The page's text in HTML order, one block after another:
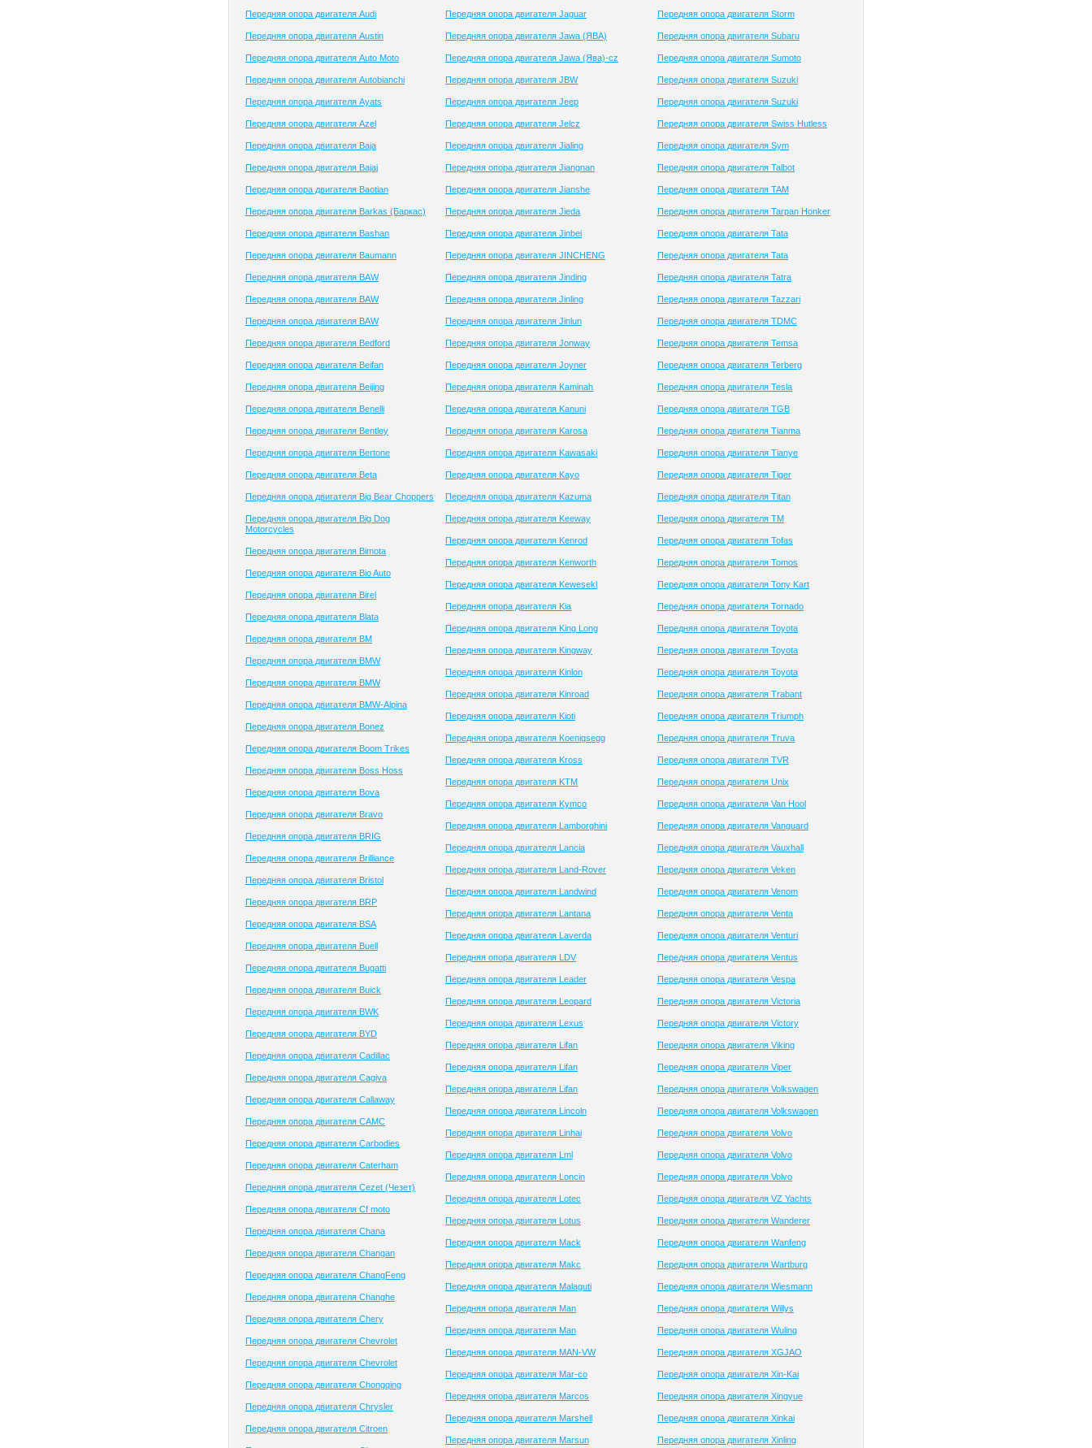
Передняя опора двигателя Audi
Передняя опора двигателя Austin
Передняя опора двигателя Auto Moto
Передняя опора двигателя Autobianchi
Передняя опора двигателя Ayats
Передняя опора двигателя Azel
Передняя опора двигателя Baja
Передняя опора двигателя Bajaj
Передняя опора двигателя Baotian
Передняя опора двигателя Barkas (Баркас)
Передняя опора двигателя Bashan
Передняя опора двигателя Baumann
Передняя опора двигателя BAW
Передняя опора двигателя BAW
Передняя опора двигателя BAW
Передняя опора двигателя Bedford
Передняя опора двигателя Beifan
Передняя опора двигателя Beijing
Передняя опора двигателя Benelli
Передняя опора двигателя Bentley
Передняя опора двигателя Bertone
Передняя опора двигателя Beta
Передняя опора двигателя Big Bear Choppers
Передняя опора двигателя Big Dog
Motorcycles
Передняя опора двигателя Bimota
Передняя опора двигателя Bio Auto
Передняя опора двигателя Birel
Передняя опора двигателя Blata
Передняя опора двигателя BM
Передняя опора двигателя BMW
Передняя опора двигателя BMW
Передняя опора двигателя BMW-Alpina
Передняя опора двигателя Bonez
Передняя опора двигателя Boom Trikes
Передняя опора двигателя Boss Hoss
Передняя опора двигателя Bova
Передняя опора двигателя Bravo
Передняя опора двигателя BRIG
Передняя опора двигателя Brilliance
Передняя опора двигателя Bristol
Передняя опора двигателя BRP
Передняя опора двигателя BSA
Передняя опора двигателя Buell
Передняя опора двигателя Bugatti
Передняя опора двигателя Buick
Передняя опора двигателя BWK
Передняя опора двигателя BYD
Передняя опора двигателя Cadillac
Передняя опора двигателя Cagiva
Передняя опора двигателя Callaway
Передняя опора двигателя CAMC
Передняя опора двигателя Carbodies
Передняя опора двигателя Caterham
Передняя опора двигателя Cezet (Чезет)
Передняя опора двигателя Cf moto
Передняя опора двигателя Chana
Передняя опора двигателя Changan
Передняя опора двигателя ChangFeng
Передняя опора двигателя Changhe
Передняя опора двигателя Chery
Передняя опора двигателя Chevrolet
Передняя опора двигателя Chevrolet
Передняя опора двигателя Chongqing
Передняя опора двигателя Chrysler
Передняя опора двигателя Citroen
Передняя опора двигателя Jaguar
Передняя опора двигателя Jawa (ЯВА)
Передняя опора двигателя Jawa (Ява)-cz
Передняя опора двигателя JBW
Передняя опора двигателя Jeep
Передняя опора двигателя Jelcz
Передняя опора двигателя Jialing
Передняя опора двигателя Jiangnan
Передняя опора двигателя Jianshe
Передняя опора двигателя Jieda
Передняя опора двигателя Jinbei
Передняя опора двигателя JINCHENG
Передняя опора двигателя Jinding
Передняя опора двигателя Jinling
Передняя опора двигателя Jinlun
Передняя опора двигателя Jonway
Передняя опора двигателя Joyner
Передняя опора двигателя Kaminah
Передняя опора двигателя Kanuni
Передняя опора двигателя Karosa
Передняя опора двигателя Kawasaki
Передняя опора двигателя Kayo
Передняя опора двигателя Kazuma
Передняя опора двигателя Keeway
Передняя опора двигателя Kenrod
Передняя опора двигателя Kenworth
Передняя опора двигателя Kewesekl
Передняя опора двигателя Kia
Передняя опора двигателя King Long
Передняя опора двигателя Kingway
Передняя опора двигателя Kinlon
Передняя опора двигателя Kinroad
Передняя опора двигателя Kioti
Передняя опора двигателя Koenigsegg
Передняя опора двигателя Kross
Передняя опора двигателя KTM
Передняя опора двигателя Kymco
Передняя опора двигателя Lamborghini
Передняя опора двигателя Lancia
Передняя опора двигателя Land-Rover
Передняя опора двигателя Landwind
Передняя опора двигателя Lantana
Передняя опора двигателя Laverda
Передняя опора двигателя LDV
Передняя опора двигателя Leader
Передняя опора двигателя Leopard
Передняя опора двигателя Lexus
Передняя опора двигателя Lifan
Передняя опора двигателя Lifan
Передняя опора двигателя Lifan
Передняя опора двигателя Lincoln
Передняя опора двигателя Linhai
Передняя опора двигателя Lml
Передняя опора двигателя Loncin
Передняя опора двигателя Lotec
Передняя опора двигателя Lotus
Передняя опора двигателя Mack
Передняя опора двигателя Makc
Передняя опора двигателя Malaguti
Передняя опора двигателя Man
Передняя опора двигателя Man
Передняя опора двигателя MAN-VW
Передняя опора двигателя Mar-co
Передняя опора двигателя Marcos
Передняя опора двигателя Marshell
Передняя опора двигателя Marsun
Передняя опора двигателя Storm
Передняя опора двигателя Subaru
Передняя опора двигателя Sumoto
Передняя опора двигателя Suzuki
Передняя опора двигателя Suzuki
Передняя опора двигателя Swiss Hutless
Передняя опора двигателя Sym
Передняя опора двигателя Talbot
Передняя опора двигателя TAM
Передняя опора двигателя Tarpan Honker
Передняя опора двигателя Tata
Передняя опора двигателя Tata
Передняя опора двигателя Tatra
Передняя опора двигателя Tazzari
Передняя опора двигателя TDMC
Передняя опора двигателя Temsa
Передняя опора двигателя Terberg
Передняя опора двигателя Tesla
Передняя опора двигателя TGB
Передняя опора двигателя Tianma
Передняя опора двигателя Tianye
Передняя опора двигателя Tiger
Передняя опора двигателя Titan
Передняя опора двигателя TM
Передняя опора двигателя Tofas
Передняя опора двигателя Tomos
Передняя опора двигателя Tony Kart
Передняя опора двигателя Tornado
Передняя опора двигателя Toyota
Передняя опора двигателя Toyota
Передняя опора двигателя Toyota
Передняя опора двигателя Trabant
Передняя опора двигателя Triumph
Передняя опора двигателя Truva
Передняя опора двигателя TVR
Передняя опора двигателя Unix
Передняя опора двигателя Van Hool
Передняя опора двигателя Vanguard
Передняя опора двигателя Vauxhall
Передняя опора двигателя Veken
Передняя опора двигателя Venom
Передняя опора двигателя Venta
Передняя опора двигателя Venturi
Передняя опора двигателя Ventus
Передняя опора двигателя Vespa
Передняя опора двигателя Victoria
Передняя опора двигателя Victory
Передняя опора двигателя Viking
Передняя опора двигателя Viper
Передняя опора двигателя Volkswagen
Передняя опора двигателя Volkswagen
Передняя опора двигателя Volvo
Передняя опора двигателя Volvo
Передняя опора двигателя Volvo
Передняя опора двигателя VZ Yachts
Передняя опора двигателя Wanderer
Передняя опора двигателя Wanfeng
Передняя опора двигателя Wartburg
Передняя опора двигателя Wiesmann
Передняя опора двигателя Willys
Передняя опора двигателя Wuling
Передняя опора двигателя XGJAO
Передняя опора двигателя Xin-Kai
Передняя опора двигателя Xingyue
Передняя опора двигателя Xinkai
Передняя опора двигателя Xinling